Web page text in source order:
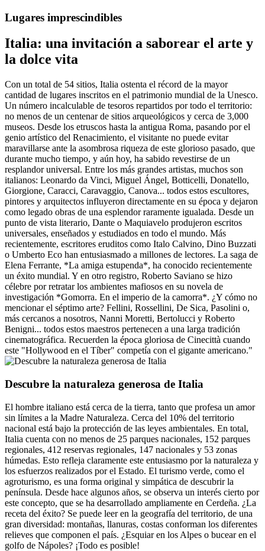
Lugares imprescindibles
Italia: una invitación a saborear el arte y
la dolce vita
Con un total de 54 sitios, Italia ostenta el récord de la mayor
cantidad de lugares inscritos en el patrimonio mundial de la Unesco.
Un número incalculable de tesoros repartidos por todo el territorio:
no menos de un centenar de sitios arqueológicos y cerca de 3,000
museos. Desde los etruscos hasta la antigua Roma, pasando por el
genio artístico del Renacimiento, el visitante no puede evitar
maravillarse ante la asombrosa riqueza de este glorioso pasado, que
durante mucho tiempo, y aún hoy, ha sabido revestirse de un
resplandor universal. Entre los más grandes artistas, muchos son
italianos: Leonardo da Vinci, Miguel Ángel, Botticelli, Donatello,
Giorgione, Caracci, Caravaggio, Canova... todos estos escultores,
pintores y arquitectos influyeron directamente en su época y dejaron
como legado obras de una esplendor raramente igualada. Desde un
punto de vista literario, Dante o Maquiavelo produjeron escritos
universales, enseñados y estudiados en todo el mundo. Más
recientemente, escritores eruditos como Italo Calvino, Dino Buzzati
o Umberto Eco han entusiasmado a millones de lectores. La saga de
Elena Ferrante, *La amiga estupenda*, ha conocido recientemente
un éxito mundial. Y en otro registro, Roberto Saviano se hizo
célebre por retratar los ambientes mafiosos en su novela de
investigación *Gomorra. En el imperio de la camorra*. ¿Y cómo no
mencionar el séptimo arte? Fellini, Rossellini, De Sica, Pasolini o,
más cercanos a nosotros, Nanni Moretti, Bertolucci y Roberto
Benigni... todos estos maestros pertenecen a una larga tradición
cinematográfica. Recuerden la época gloriosa de Cinecittà cuando
este "Hollywood en el Tíber" competía con el gigante americano."
Descubre la naturaleza generosa de Italia
El hombre italiano está cerca de la tierra, tanto que profesa un amor
sin límites a la Madre Naturaleza. Cerca del 10% del territorio
nacional está bajo la protección de las leyes ambientales. En total,
Italia cuenta con no menos de 25 parques nacionales, 152 parques
regionales, 412 reservas regionales, 147 nacionales y 53 zonas
húmedas. Esto refleja claramente este entusiasmo por la naturaleza y
los esfuerzos realizados por el Estado. El turismo verde, como el
agroturismo, es una forma original y simpática de descubrir la
península. Desde hace algunos años, se observa un interés cierto por
este concepto, que se ha desarrollado ampliamente en Cerdeña. ¿La
receta del éxito? Se puede leer en la geografía del territorio, de una
gran diversidad: montañas, llanuras, costas conforman los diferentes
relieves que componen el país. ¿Esquiar en los Alpes o bucear en el
golfo de Nápoles? ¡Todo es posible!